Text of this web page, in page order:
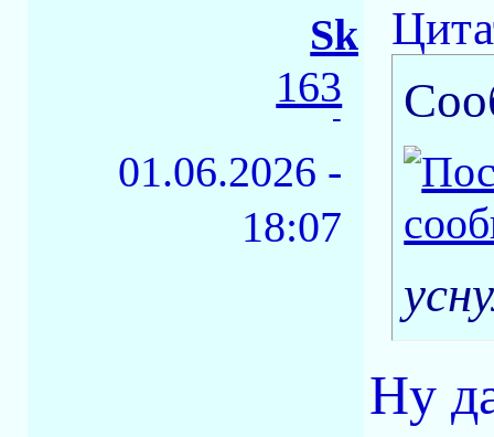
Sk
163
-
01.06.2026 -
18:07
Ну